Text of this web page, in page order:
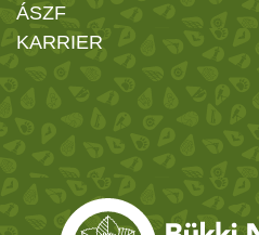
ÁSZF
KARRIER